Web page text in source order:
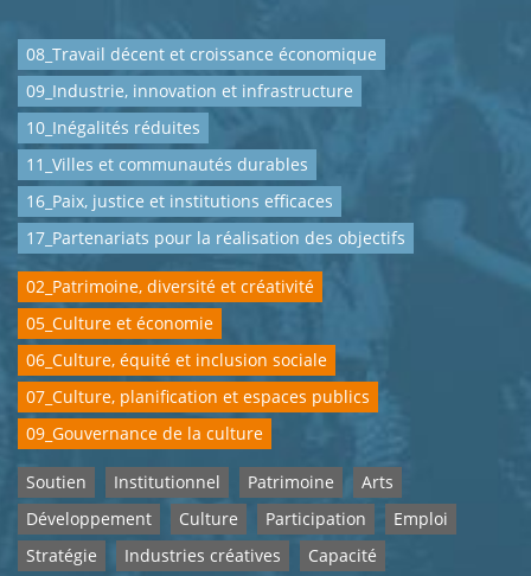
08_Travail décent et croissance économique
09_Industrie, innovation et infrastructure
10_Inégalités réduites
11_Villes et communautés durables
16_Paix, justice et institutions efficaces
17_Partenariats pour la réalisation des objectifs
02_Patrimoine, diversité et créativité
05_Culture et économie
06_Culture, équité et inclusion sociale
07_Culture, planification et espaces publics
09_Gouvernance de la culture
Soutien Institutionnel Patrimoine
Arts
Développement
Culture Participation
Emploi
Stratégie
Industries créatives Capacité